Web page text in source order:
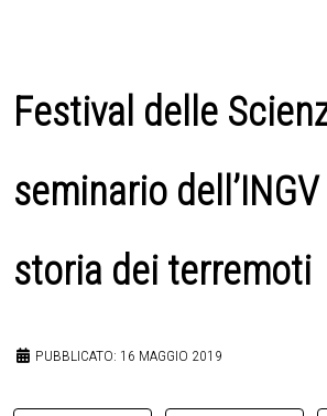
Festival delle
seminario
storia dei terremoti
PUBBLICATO: 16 MAGGIO 2019